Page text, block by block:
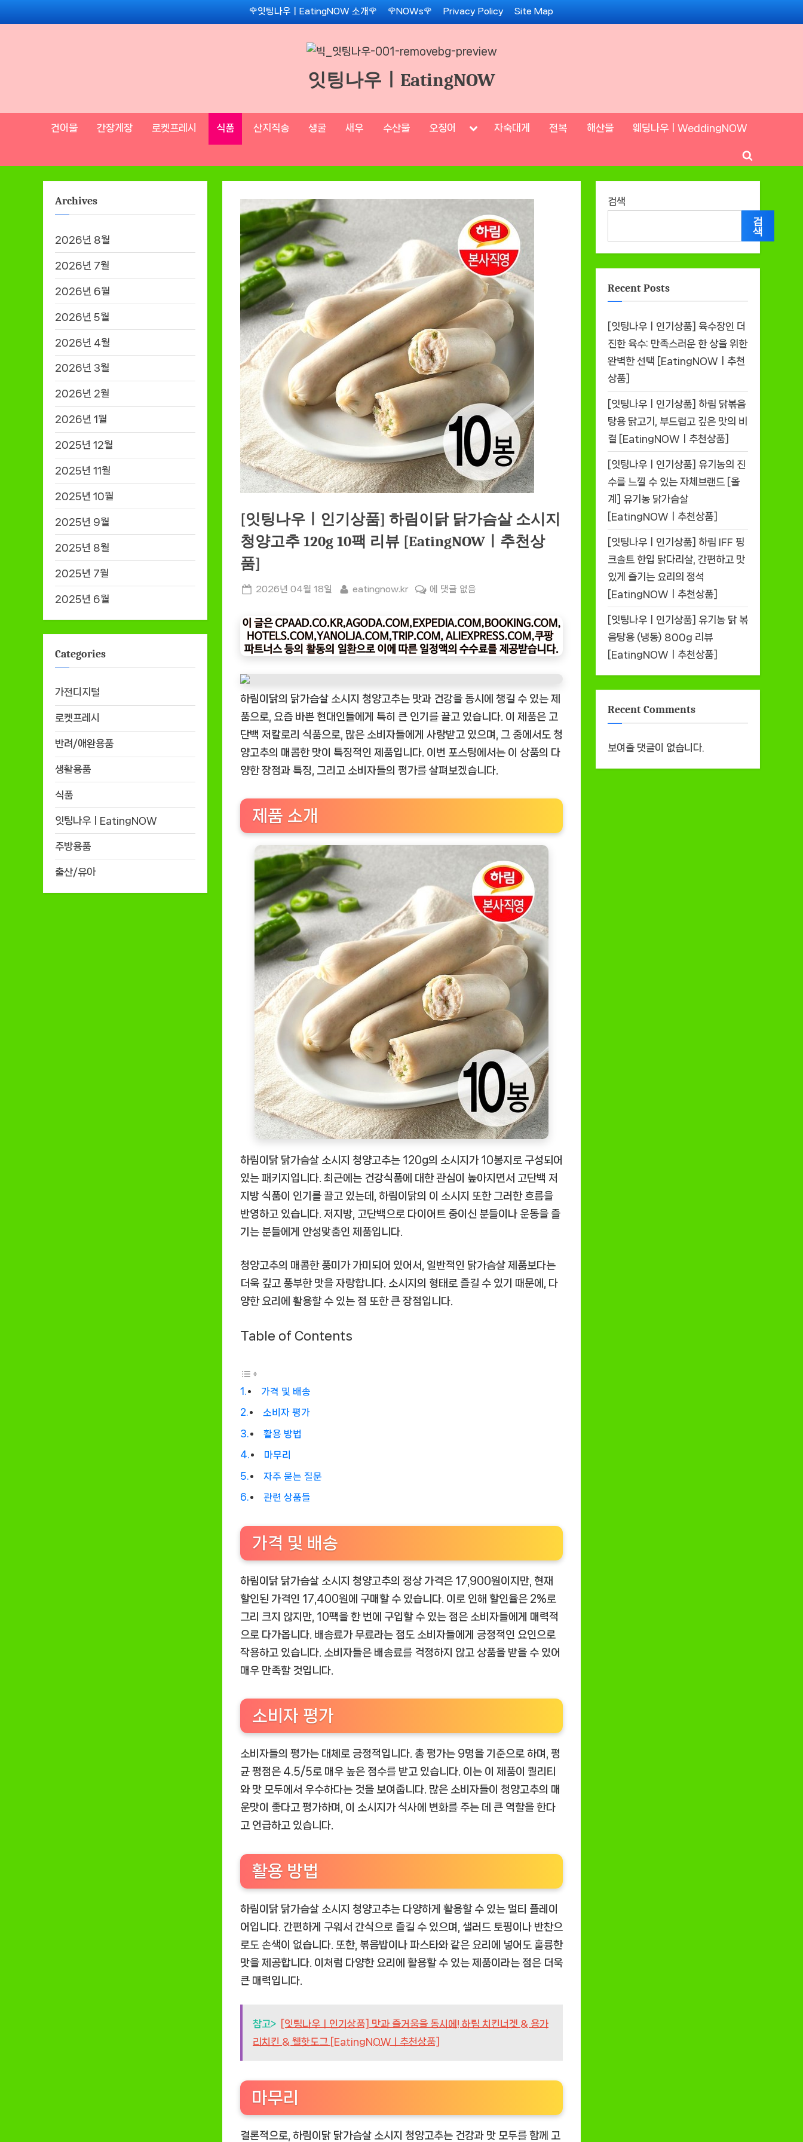
to
🌹잇팅나우ㅣEatingNOW 소개🌹 🌹NOWs🌹 Privacy Policy Site Map
잇팅나우ㅣEatingNOW
건어물 간장게장 로켓프레시 식품 산지직송 생굴 새우 수산물 오징어 Toggle자숙대게 전복 해산물 웨딩나우ㅣWeddingNOW
Toggle
search
[잇팅나우ㅣ인기상품] 하림이닭 닭가슴살 소시지
청양고추 120g 10팩 리뷰 [EatingNOWㅣ추천상
품]
Posted
2026년 04월 18일 By
eatingnow.kr
[잇
나
우
ㅣ
상
품]
하
이
닭
살
지
청
양
고
추
120g
10
팩
리
뷰
[EatingNOW
추
천
상
품]
에 댓글 없음
하림이닭의 닭가슴살 소시지 청양고추는 맛과 건강을 동시에 챙길 수 있는 제
품으로, 요즘 바쁜 현대인들에게 특히 큰 인기를 끌고 있습니다. 이 제품은 고
단백 저칼로리 식품으로, 많은 소비자들에게 사랑받고 있으며, 그 중에서도 청
양고추의 매콤한 맛이 특징적인 제품입니다. 이번 포스팅에서는 이 상품의 다
양한 장점과 특징, 그리고 소비자들의 평가를 살펴보겠습니다.
제품 소개
하림이닭 닭가슴살 소시지 청양고추는 120g의 소시지가 10봉지로 구성되어
있는 패키지입니다. 최근에는 건강식품에 대한 관심이 높아지면서 고단백 저
지방 식품이 인기를 끌고 있는데, 하림이닭의 이 소시지 또한 그러한 흐름을
반영하고 있습니다. 저지방, 고단백으로 다이어트 중이신 분들이나 운동을 즐
기는 분들에게 안성맞춤인 제품입니다.
청양고추의 매콤한 풍미가 가미되어 있어서, 일반적인 닭가슴살 제품보다는
더욱 깊고 풍부한 맛을 자랑합니다. 소시지의 형태로 즐길 수 있기 때문에, 다
양한 요리에 활용할 수 있는 점 또한 큰 장점입니다.
Table of Contents
가격 및 배송
소비자 평가
활용 방법
마무리
자주 묻는 질문
관련 상품들
가격 및 배송
하림이닭 닭가슴살 소시지 청양고추의 정상 가격은 17,900원이지만, 현재
할인된 가격인 17,400원에 구매할 수 있습니다. 이로 인해 할인율은 2%로
그리 크지 않지만, 10팩을 한 번에 구입할 수 있는 점은 소비자들에게 매력적
으로 다가옵니다. 배송료가 무료라는 점도 소비자들에게 긍정적인 요인으로
작용하고 있습니다. 소비자들은 배송료를 걱정하지 않고 상품을 받을 수 있어
매우 만족할 것입니다.
소비자 평가
소비자들의 평가는 대체로 긍정적입니다. 총 평가는 9명을 기준으로 하며, 평
균 평점은 4.5/5로 매우 높은 점수를 받고 있습니다. 이는 이 제품이 퀄리티
와 맛 모두에서 우수하다는 것을 보여줍니다. 많은 소비자들이 청양고추의 매
운맛이 좋다고 평가하며, 이 소시지가 식사에 변화를 주는 데 큰 역할을 한다
고 언급하고 있습니다.
활용 방법
하림이닭 닭가슴살 소시지 청양고추는 다양하게 활용할 수 있는 멀티 플레이
어입니다. 간편하게 구워서 간식으로 즐길 수 있으며, 샐러드 토핑이나 반찬으
로도 손색이 없습니다. 또한, 볶음밥이나 파스타와 같은 요리에 넣어도 훌륭한
맛을 제공합니다. 이처럼 다양한 요리에 활용할 수 있는 제품이라는 점은 더욱
큰 매력입니다.
참고>
[잇팅나우ㅣ인기상품] 맛과 즐거움을 동시에! 하림 치킨너겟 & 용가
리치킨 & 웰핫도그 [EatingNOWㅣ추천상품]
마무리
결론적으로, 하림이닭 닭가슴살 소시지 청양고추는 건강과 맛 모두를 함께 고
Archives
2026년 8월
2026년 7월
2026년 6월
2026년 5월
2026년 4월
2026년 3월
2026년 2월
2026년 1월
2025년 12월
2025년 11월
2025년 10월
2025년 9월
2025년 8월
2025년 7월
2025년 6월
Categories
가전디지털
로켓프레시
반려/애완용품
생활용품
식품
잇팅나우ㅣEatingNOW
주방용품
출산/유아
검색
검
색
Recent Posts
[잇팅나우ㅣ인기상품] 육수장인 더
진한 육수: 만족스러운 한 상을 위한
완벽한 선택 [EatingNOWㅣ추천
상품]
[잇팅나우ㅣ인기상품] 하림 닭볶음
탕용 닭고기, 부드럽고 깊은 맛의 비
결 [EatingNOWㅣ추천상품]
[잇팅나우ㅣ인기상품] 유기농의 진
수를 느낄 수 있는 자체브랜드 [올
계] 유기농 닭가슴살
[EatingNOWㅣ추천상품]
[잇팅나우ㅣ인기상품] 하림 IFF 핑
크솔트 한입 닭다리살, 간편하고 맛
있게 즐기는 요리의 정석
[EatingNOWㅣ추천상품]
[잇팅나우ㅣ인기상품] 유기농 닭 볶
음탕용 (냉동) 800g 리뷰
[EatingNOWㅣ추천상품]
Recent Comments
보여줄 댓글이 없습니다.